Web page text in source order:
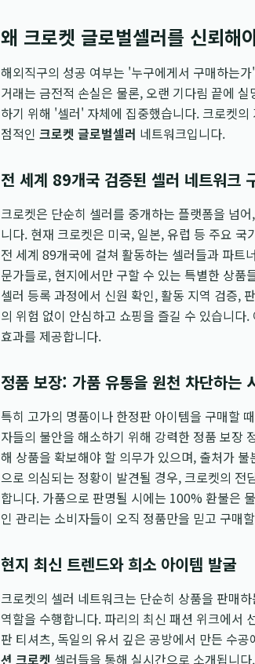
왜 크로켓 글로벌셀러를 신뢰해
해외직구의 성공 여부는 '누구에게서 구매하는
거래는 금전적 손실은 물론, 오랜 기다림 끝에
하기 위해 '셀러' 자체에 집중했습니다. 크로켓
점적인 크로켓 글로벌셀러 네트워크입니다.
전 세계 89개국 검증된 셀러 네트워크
크로켓은 단순히 셀러를 중개하는 플랫폼을 넘
니다. 현재 크로켓은 미국, 일본, 유럽 등 주요
전 세계 89개국에 걸쳐 활동하는 셀러들과 파트
문가들로, 현지에서만 구할 수 있는 특별한 상
셀러 등록 과정에서 신원 확인, 활동 지역 검증,
의 위험 없이 안심하고 쇼핑을 즐길 수 있습니
효과를 제공합니다.
정품 보장: 가품 유통을 원천 차단하는
특히 고가의 명품이나 한정판 아이템을 구매할
자들의 불안을 해소하기 위해 강력한 정품 보장
해 상품을 확보해야 할 의무가 있으며, 출처가
으로 의심되는 정황이 발견될 경우, 크로켓의 전
합니다. 가품으로 판명될 시에는 100% 환불은
인 관리는 소비자들이 오직 정품만을 믿고 구매
현지 최신 트렌드와 희소 아이템 발굴
크로켓의 셀러 네트워크는 단순히 상품을 판매
역할을 수행합니다. 파리의 최신 패션 위크에서
판 티셔츠, 독일의 유서 깊은 공방에서 만든 수
션 크로켓 셀러들을 통해 실시간으로 소개됩니